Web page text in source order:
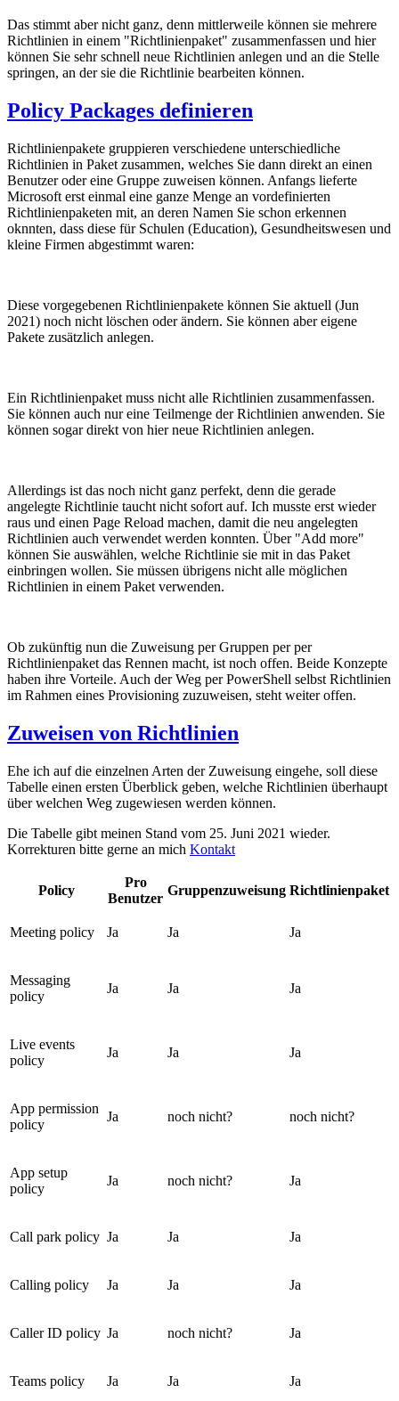
Das stimmt aber nicht ganz, denn mittlerweile können sie mehrere
Richtlinien in einem "Richtlinienpaket" zusammenfassen und hier
können Sie sehr schnell neue Richtlinien anlegen und an die Stelle
springen, an der sie die Richtlinie bearbeiten können.
Policy Packages definieren
Richtlinienpakete gruppieren verschiedene unterschiedliche
Richtlinien in Paket zusammen, welches Sie dann direkt an einen
Benutzer oder eine Gruppe zuweisen können. Anfangs lieferte
Microsoft erst einmal eine ganze Menge an vordefinierten
Richtlinienpaketen mit, an deren Namen Sie schon erkennen
oknnten, dass diese für Schulen (Education), Gesundheitswesen und
kleine Firmen abgestimmt waren:
Diese vorgegebenen Richtlinienpakete können Sie aktuell (Jun
2021) noch nicht löschen oder ändern. Sie können aber eigene
Pakete zusätzlich anlegen.
Ein Richtlinienpaket muss nicht alle Richtlinien zusammenfassen.
Sie können auch nur eine Teilmenge der Richtlinien anwenden. Sie
können sogar direkt von hier neue Richtlinien anlegen.
Allerdings ist das noch nicht ganz perfekt, denn die gerade
angelegte Richtlinie taucht nicht sofort auf. Ich musste erst wieder
raus und einen Page Reload machen, damit die neu angelegten
Richtlinien auch verwendet werden konnten. Über "Add more"
können Sie auswählen, welche Richtlinie sie mit in das Paket
einbringen wollen. Sie müssen übrigens nicht alle möglichen
Richtlinien in einem Paket verwenden.
Ob zukünftig nun die Zuweisung per Gruppen per per
Richtlinienpaket das Rennen macht, ist noch offen. Beide Konzepte
haben ihre Vorteile. Auch der Weg per PowerShell selbst Richtlinien
im Rahmen eines Provisioning zuzuweisen, steht weiter offen.
Zuweisen von Richtlinien
Ehe ich auf die einzelnen Arten der Zuweisung eingehe, soll diese
Tabelle einen ersten Überblick geben, welche Richtlinien überhaupt
über welchen Weg zugewiesen werden können.
Die Tabelle gibt meinen Stand vom 25. Juni 2021 wieder.
Korrekturen bitte gerne an mich Kontakt
Policy
Pro
Benutzer
Gruppenzuweisung Richtlinienpaket
Meeting policy Ja Ja Ja
Messaging
policy
Ja Ja Ja
Live events
policy
Ja Ja Ja
App permission
policy
Ja noch nicht? noch nicht?
App setup
policy
Ja noch nicht? Ja
Call park policy Ja Ja Ja
Calling policy Ja Ja Ja
Caller ID policy Ja noch nicht? Ja
Teams policy Ja Ja Ja